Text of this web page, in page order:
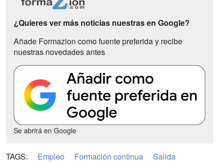
¿Quieres ver más noticias nuestras en Google?
Añade Formazion como fuente preferida y recibe
nuestras novedades antes
Se abrirá en Google
TAGS: Empleo Formación continua
Salida